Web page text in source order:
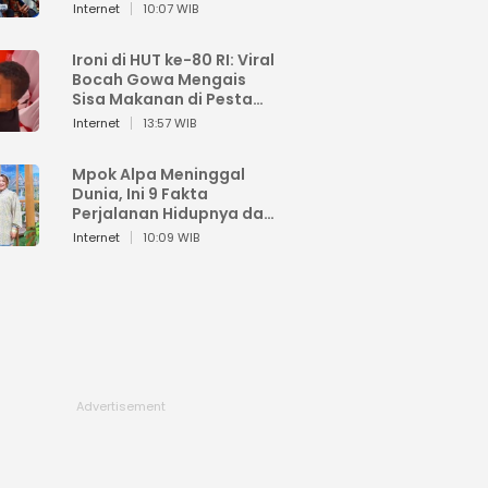
Sahroni: Enggak Senang
Internet 10:07 WIB
Ironi di HUT ke-80 RI: Viral
Bocah Gowa Mengais
Sisa Makanan di Pesta
Kemerdekaan
Internet 13:57 WIB
Mpok Alpa Meninggal
Dunia, Ini 9 Fakta
Perjalanan Hidupnya dari
Viral hingga Puncak
Internet 10:09 WIB